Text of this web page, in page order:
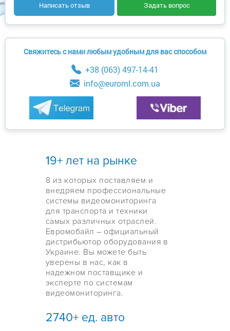
Написать отзыв Задать вопрос
Свяжитесь с нами любым удобным для вас способом
+38 (063) 497-14-41
info@euroml.com.ua
19+ лет на рынке
8 из которых поставляем и
внедряем профессиональные
системы видеомониторинга
для транспорта и техники
самых различных отраслей.
Евромобайл – официальный
дистрибьютор оборудования в
Украине. Вы можете быть
уверены в нас, как в
надежном поставщике и
эксперте по системам
видеомониторинга.
2740+ ед. авто